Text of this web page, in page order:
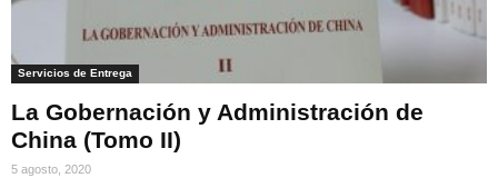
Servicios de Entrega
La Gobernación y Administración de
China (Tomo II)
5 agosto, 2020